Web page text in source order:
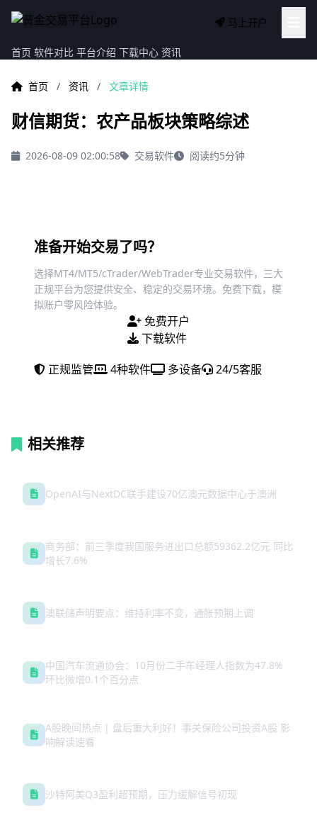
马上开户
首页 软件对比 平台介绍 下载中心 资讯
首页 / 资讯 / 文章详情
财信期货：农产品板块策略综述
2026-08-09 02:00:58 交易软件 阅读约5分钟
准备开始交易了吗？
选择MT4/MT5/cTrader/WebTrader专业交易软件，三大
正规平台为您提供安全、稳定的交易环境。免费下载，模
拟账户零风险体验。
免费开户
下载软件
正规监管
4种软件 多设备 24/5客服
相关推荐
OpenAI与NextDC联手建设70亿澳元数据中心于澳洲
商务部：前三季度我国服务进出口总额59362.2亿元 同比
增长7.6%
澳联储声明要点：维持利率不变，通胀预期上调
中国汽车流通协会：10月份二手车经理人指数为47.8%
环比微增0.1个百分点
A股晚间热点 | 盘后重大利好！事关保险公司投资A股 影
响解读速看
沙特阿美Q3盈利超预期，压力缓解信号初现